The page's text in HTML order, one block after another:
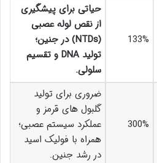
133%
حیاتی برای پیشگیری
از نقص لوله عصبی
(NTDs) در جنین؛
تولید DNA و تقسیم
سلولی.
300%
ضروری برای تولید
گلبول های قرمز و
عملکرد سیستم عصبی؛
همراه با فولیک اسید
در رشد جنین.